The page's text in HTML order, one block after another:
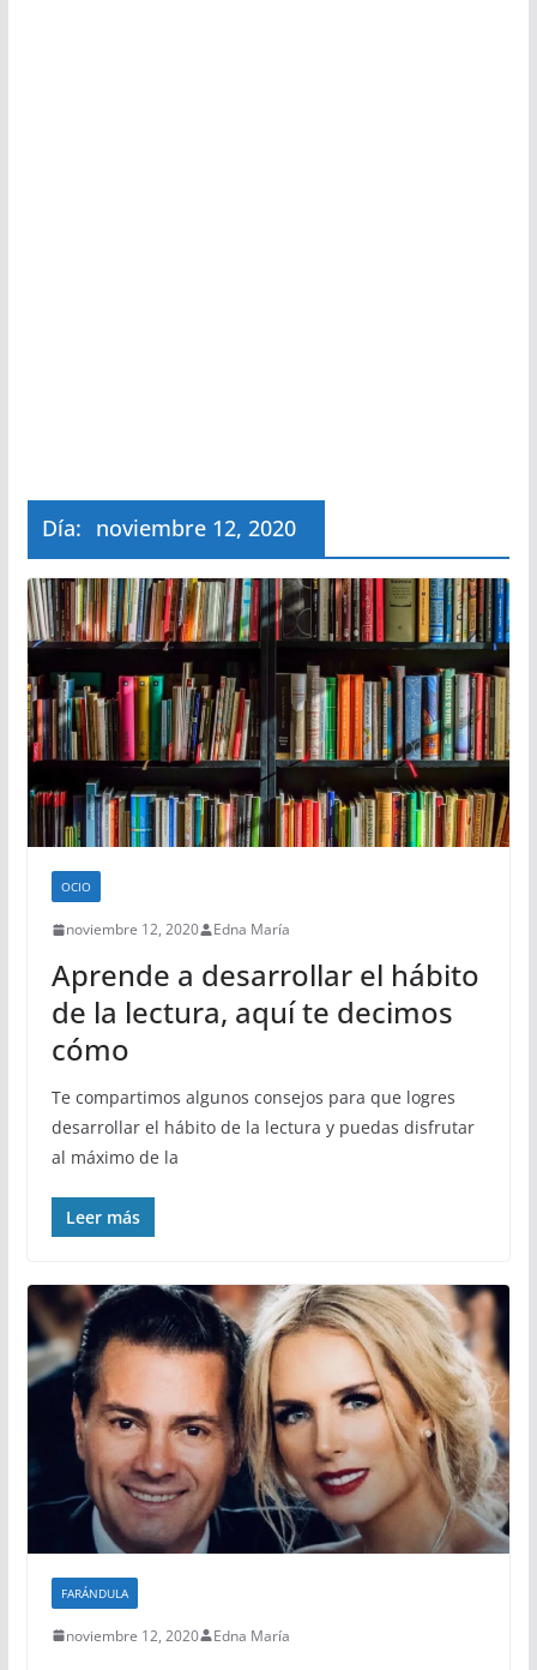
Día: noviembre 12, 2020
OCIO
noviembre 12, 2020 Edna María
Aprende a desarrollar el hábito
de la lectura, aquí te decimos
cómo
Te compartimos algunos consejos para que logres
desarrollar el hábito de la lectura y puedas disfrutar
al máximo de la
Leer más
FARÁNDULA
noviembre 12, 2020 Edna María